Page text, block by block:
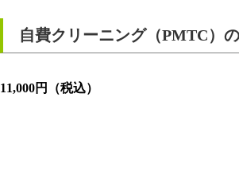
自費クリーニング（PMTC）
11,000円（税込）